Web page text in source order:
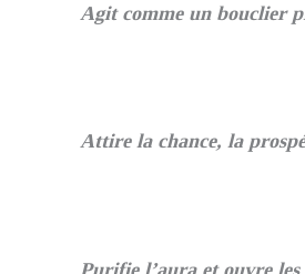
Agit comme un bouclier
Attire la chance, la
Purifie l’aura et ouvre